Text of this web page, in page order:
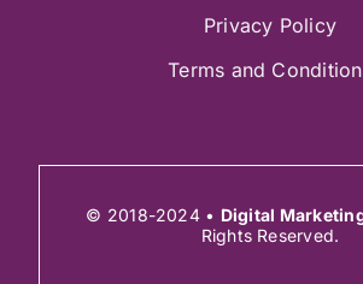
Privacy Policy
Terms and
© 2018-2024 • Digital
Rights Reserved.